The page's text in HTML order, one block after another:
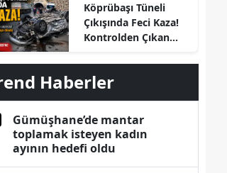
Köprübaşı Tüneli
Çıkışında Feci Kaza!
Kontrolden Çıkan
Takla Attı
Haberler
Gümüşhane’de mantar
toplamak isteyen kadın
ayının hedefi oldu